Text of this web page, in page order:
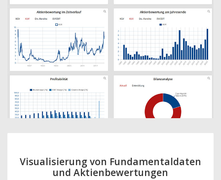
Visualisierung von Fundamentaldaten
und Aktienbewertungen